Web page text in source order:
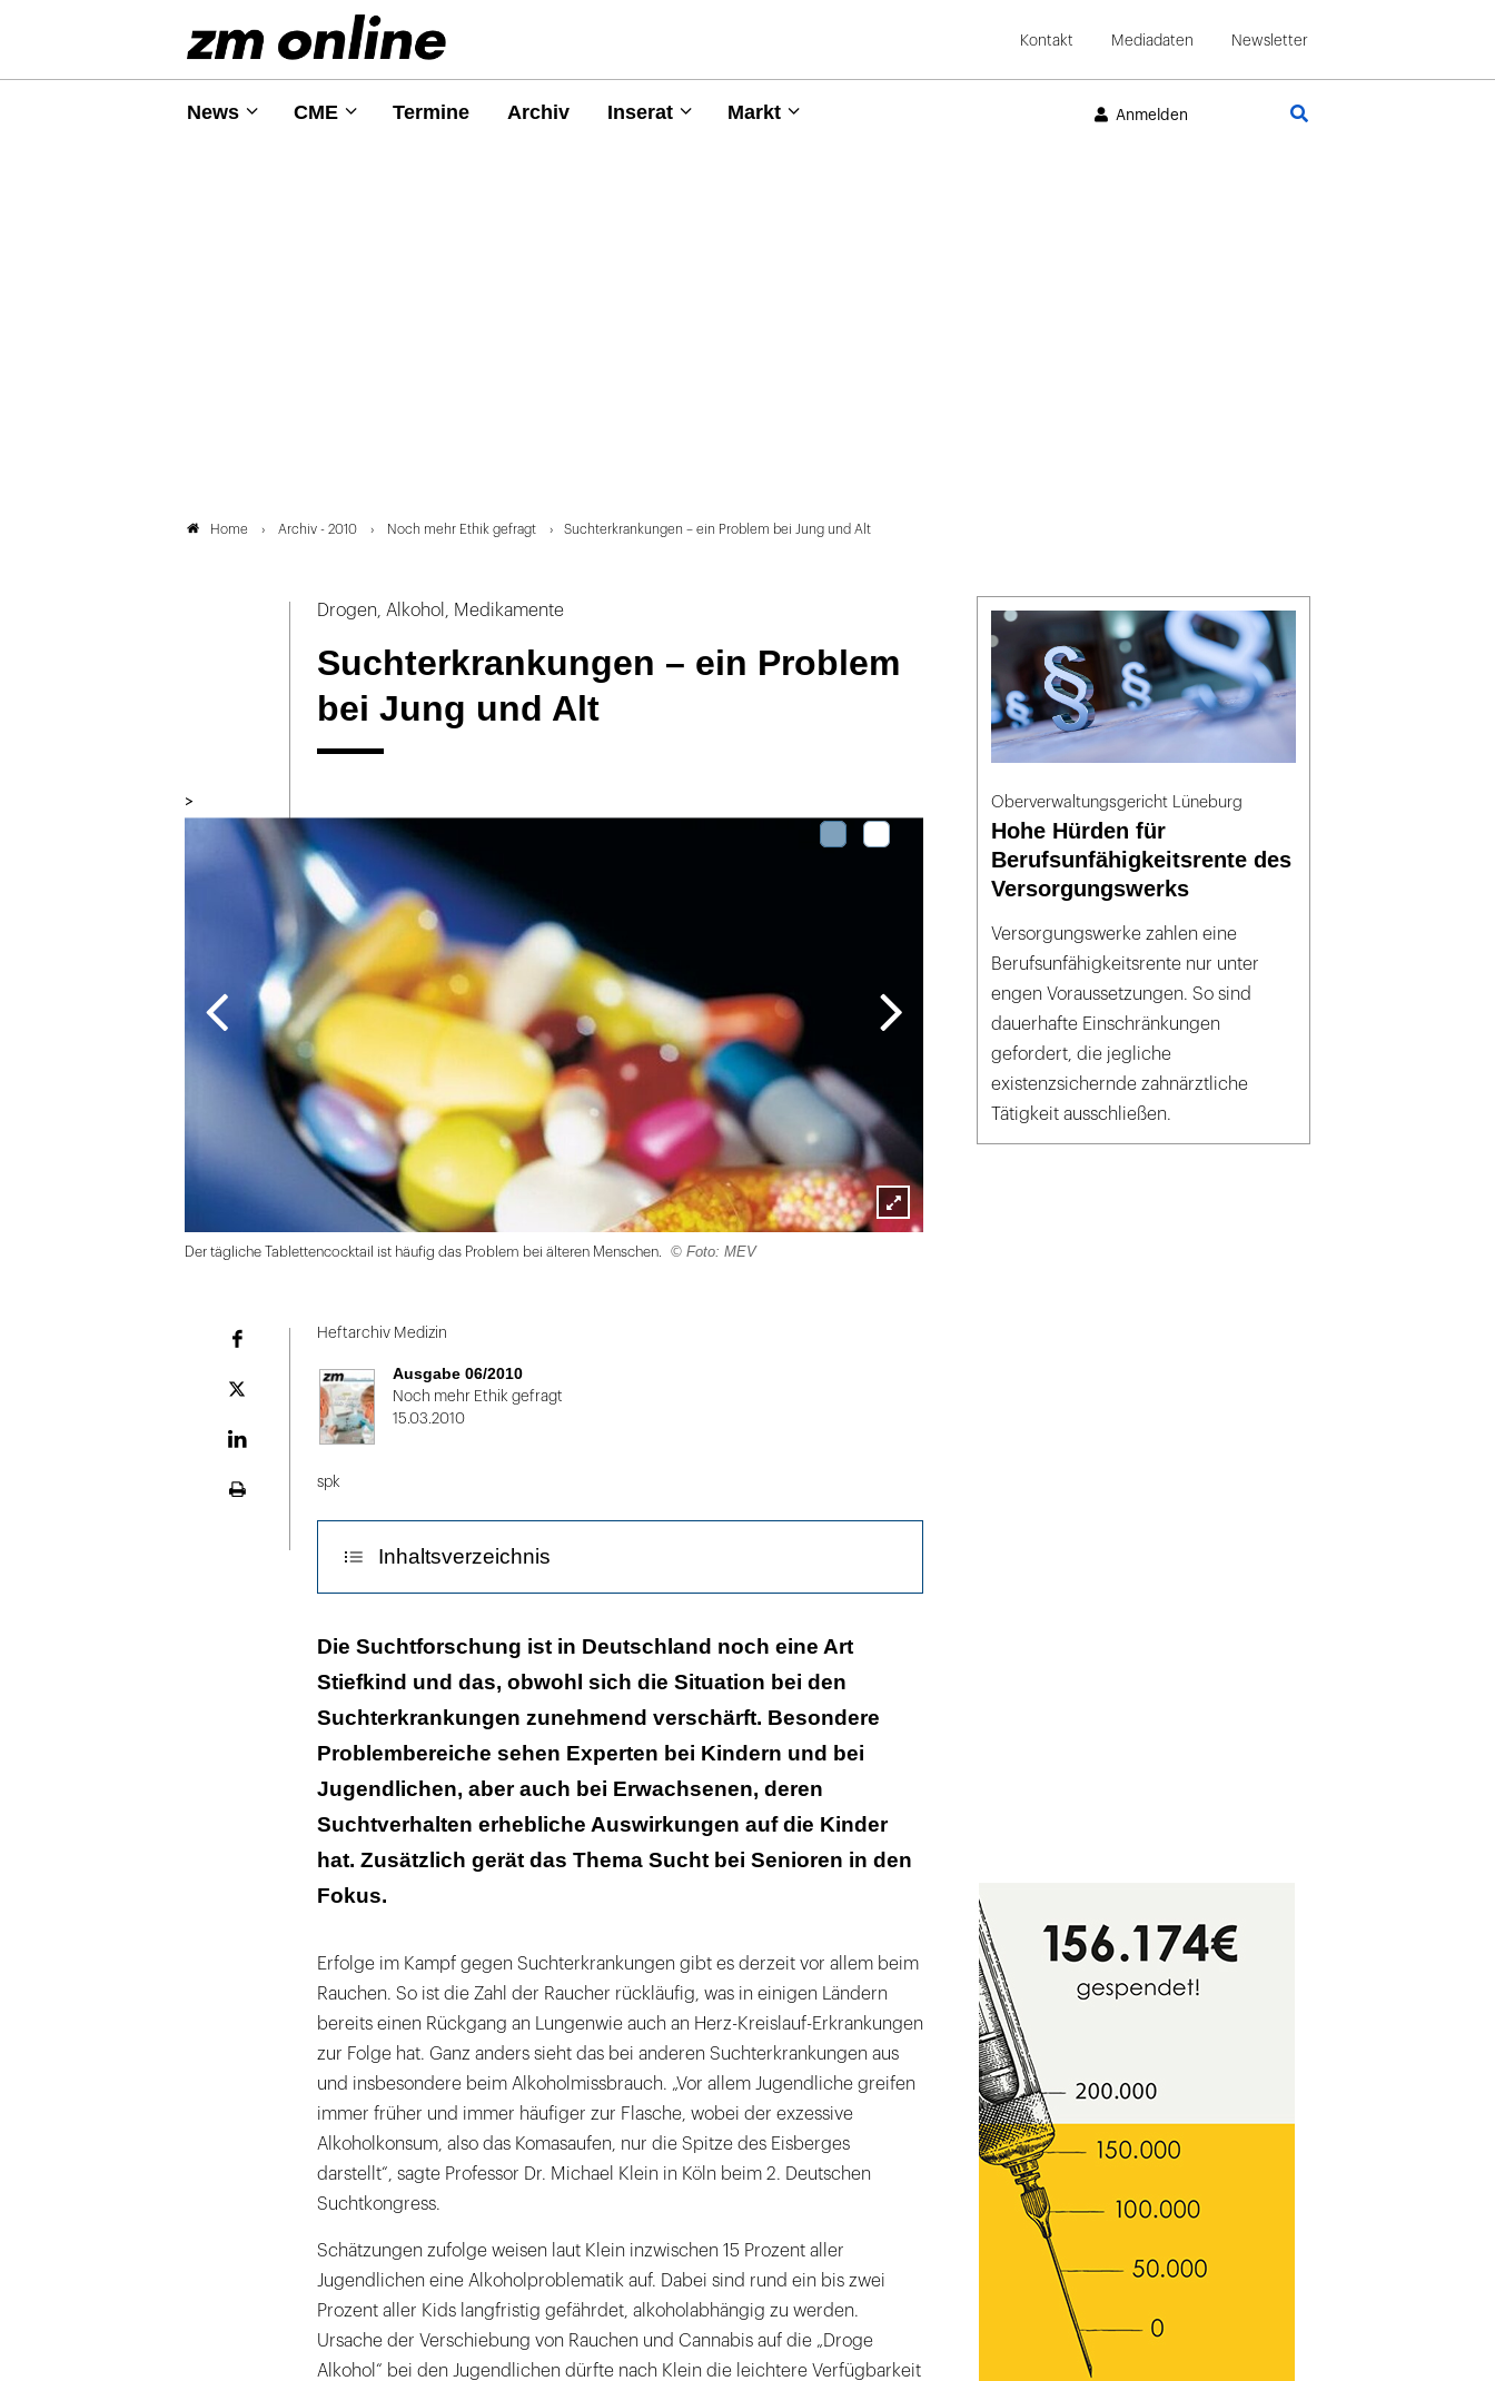
Kontakt Mediadaten Newsletter
News CME Termine Archiv Inserat Markt Anmelden
Home Archiv - 2010 Noch mehr Ethik gefragt Suchterkrankungen – ein Problem bei Jung und Alt
Drogen, Alkohol, Medikamente
Suchterkrankungen – ein Problem
bei Jung und Alt
>
Lightbox
Der tägliche Tablettencocktail ist häufig das Problem bei älteren Menschen. © Foto: MEV
Plattform
Heftarchiv Medizin
Ausgabe 06/2010
Noch mehr Ethik gefragt
15.03.2010
spk
Inhaltsverzeichnis
Suchtkranke Eltern – suchtkranke Kinder
Die Suchtforschung ist in Deutschland noch eine Art
Stiefkind und das, obwohl sich die Situation bei den
Suchterkrankungen zunehmend verschärft. Besondere
Problembereiche sehen Experten bei Kindern und bei
Jugendlichen, aber auch bei Erwachsenen, deren
Suchtverhalten erhebliche Auswirkungen auf die Kinder
hat. Zusätzlich gerät das Thema Sucht bei Senioren in den
Fokus.
Erfolge im Kampf gegen Suchterkrankungen gibt es derzeit vor allem beim
Rauchen. So ist die Zahl der Raucher rückläufig, was in einigen Ländern
bereits einen Rückgang an Lungenwie auch an Herz-Kreislauf-Erkrankungen
zur Folge hat. Ganz anders sieht das bei anderen Suchterkrankungen aus
und insbesondere beim Alkoholmissbrauch. „Vor allem Jugendliche greifen
immer früher und immer häufiger zur Flasche, wobei der exzessive
Alkoholkonsum, also das Komasaufen, nur die Spitze des Eisberges
darstellt“, sagte Professor Dr. Michael Klein in Köln beim 2. Deutschen
Suchtkongress.
Schätzungen zufolge weisen laut Klein inzwischen 15 Prozent aller
Jugendlichen eine Alkoholproblematik auf. Dabei sind rund ein bis zwei
Prozent aller Kids langfristig gefährdet, alkoholabhängig zu werden.
Ursache der Verschiebung von Rauchen und Cannabis auf die „Droge
Alkohol“ bei den Jugendlichen dürfte nach Klein die leichtere Verfügbarkeit
Oberverwaltungsgericht Lüneburg
Hohe Hürden für
Berufsunfähigkeitsrente des
Versorgungswerks
Versorgungswerke zahlen eine
Berufsunfähigkeitsrente nur unter
engen Voraussetzungen. So sind
dauerhafte Einschränkungen
gefordert, die jegliche
existenzsichernde zahnärztliche
Tätigkeit ausschließen.